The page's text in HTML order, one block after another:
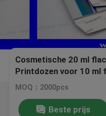
Cosmetische 20 ml
Printdozen voor 10 ml
MOQ：2000pcs
Beste prijs